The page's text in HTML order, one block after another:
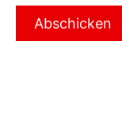
Abschicken